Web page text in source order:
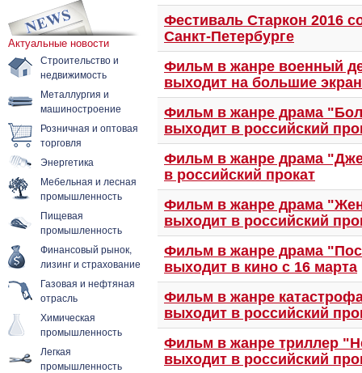
Актуальные новости
Строительство и
недвижимость
Металлургия и
машиностроение
Розничная и оптовая
торговля
Энергетика
Мебельная и лесная
промышленность
Пищевая
промышленность
Финансовый рынок,
лизинг и страхование
Газовая и нефтяная
отрасль
Химическая
промышленность
Легкая
промышленность
Фестиваль Старкон 2016
Санкт-Петербурге
Фильм в жанре военный
выходит на большие
Фильм в жанре драма
выходит в российский
Фильм в жанре драма
в российский прокат
Фильм в жанре драма
выходит в российский
Фильм в жанре драма
выходит в кино с 16 марта
Фильм в жанре
выходит в российский
Фильм в жанре триллер
выходит в российский